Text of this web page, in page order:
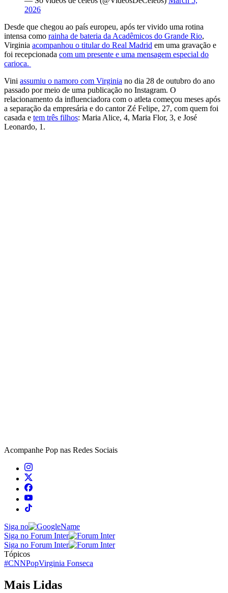
2026
Desde que chegou ao país europeu, após ter vivido uma rotina
intensa como rainha de bateria da Acadêmicos do Grande Rio,
Virginia acompanhou o titular do Real Madrid em uma gravação e
foi recepcionada com um presente e uma mensagem especial do
carioca.
Vini assumiu o namoro com Virginia no dia 28 de outubro do ano
passado por meio de uma publicação no Instagram. O
relacionamento da influenciadora com o atleta começou meses após
a separação da empresária e do cantor Zé Felipe, 27, com quem foi
casada e tem três filhos: Maria Alice, 4, Maria Flor, 3, e José
Leonardo, 1.
Acompanhe Pop nas Redes Sociais
Siga no
Siga no Forum Inter
Siga no Forum Inter
Tópicos
#CNNPopVirginia Fonseca
Mais Lidas